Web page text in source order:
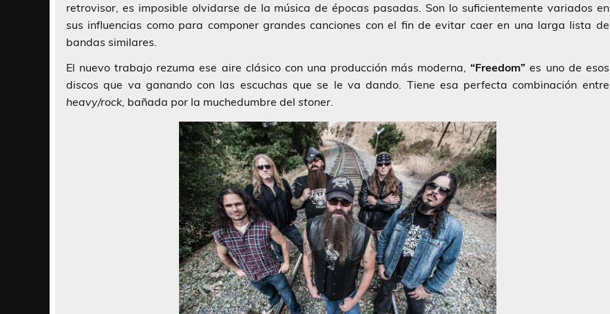
retrovisor, es imposible olvidarse de la música de épocas pasadas. Son lo suficientemente variados en
sus influencias como para componer grandes canciones con el fin de evitar caer en una larga lista de
bandas similares.
El nuevo trabajo rezuma ese aire clásico con una producción más moderna,“Freedom” es uno de esos
discos que va ganando con las escuchas que se le va dando. Tiene esa perfecta combinación entre
heavy/rock, bañada por la muchedumbre del stoner.